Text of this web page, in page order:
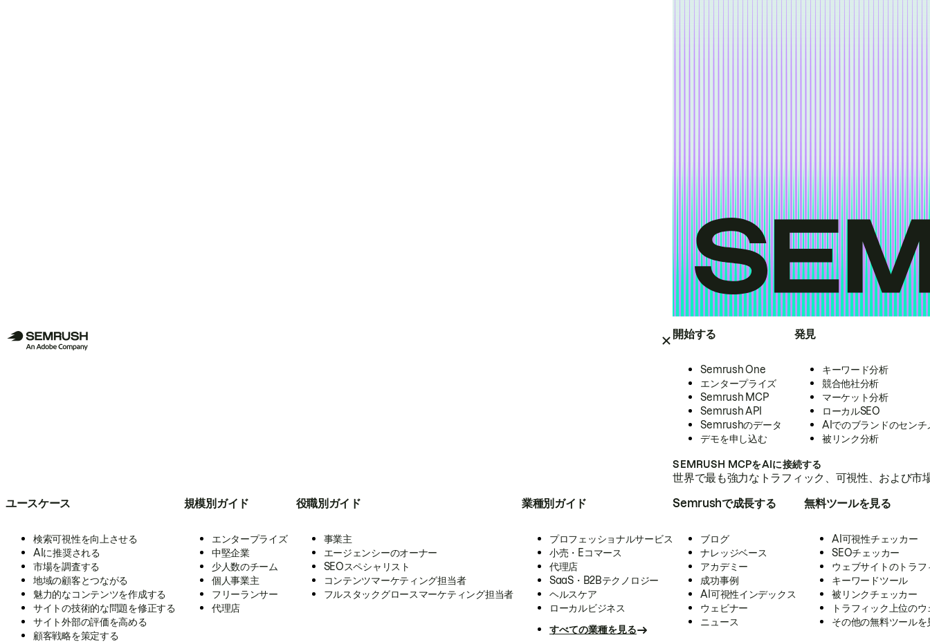
開始する
Semrush One
エンタープライズ
Semrush MCP
Semrush API
Semrushのデータ
デモを申し込む
発見
キーワード分析
競合他社分析
マーケット分析
ローカルSEO
AIでのブランドのセンチ
被リンク分析
SEMRUSH MCPをAIに接続する
世界で最も強力なトラフィック、可視性、および
ユースケース
検索可視性を向上させる
AIに推奨される
市場を調査する
地域の顧客とつながる
魅力的なコンテンツを作成する
サイトの技術的な問題を修正する
サイト外部の評価を高める
顧客戦略を策定する
規模別ガイド
エンタープライズ
中堅企業
少人数のチーム
個人事業主
フリーランサー
代理店
役職別ガイド
事業主
エージェンシーのオーナー
SEOスペシャリスト
コンテンツマーケティング担当者
フルスタックグロースマーケティング担当者
業種別ガイド
プロフェッショナルサービス
小売・Eコマース
代理店
SaaS・B2Bテクノロジー
ヘルスケア
ローカルビジネス
すべての業種を見る
Semrushで成長する
ブログ
ナレッジベース
アカデミー
成功事例
AI可視性インデックス
ウェビナー
ニュース
無料ツールを見る
AI可視性チェッカー
SEOチェッカー
ウェブサイトのトラ
キーワードツール
被リンクチェッカー
トラフィック上位の
その他の無料ツールを